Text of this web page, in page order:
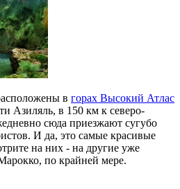
в горах Высокий Атлас
Азиляль, в 150 км к северо-
сюда приезжают сугубо
И да, это самые красивые
на них - на другие уже
по крайней мере.